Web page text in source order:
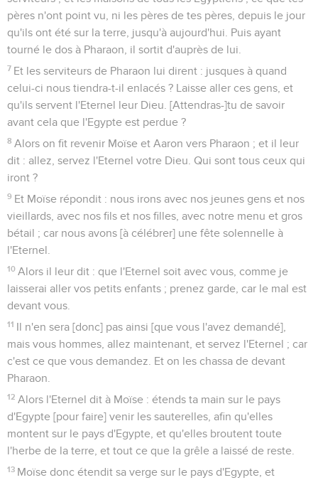
pères n'ont point vu, ni les pères de tes pères, depuis le jour
qu'ils ont été sur la terre, jusqu'à aujourd'hui. Puis ayant
tourné le dos à Pharaon, il sortit d'auprès de lui.
7 Et les serviteurs de Pharaon lui dirent : jusques à quand
celui-ci nous tiendra-t-il enlacés ? Laisse aller ces gens, et
qu'ils servent l'Eternel leur Dieu. [Attendras-]tu de savoir
avant cela que l'Egypte est perdue ?
8 Alors on fit revenir Moïse et Aaron vers Pharaon ; et il leur
dit : allez, servez l'Eternel votre Dieu. Qui sont tous ceux qui
iront ?
9 Et Moïse répondit : nous irons avec nos jeunes gens et nos
vieillards, avec nos fils et nos filles, avec notre menu et gros
bétail ; car nous avons [à célébrer] une fête solennelle à
l'Eternel.
10 Alors il leur dit : que l'Eternel soit avec vous, comme je
laisserai aller vos petits enfants ; prenez garde, car le mal est
devant vous.
11 Il n'en sera [donc] pas ainsi [que vous l'avez demandé],
mais vous hommes, allez maintenant, et servez l'Eternel ; car
c'est ce que vous demandez. Et on les chassa de devant
Pharaon.
12 Alors l'Eternel dit à Moïse : étends ta main sur le pays
d'Egypte [pour faire] venir les sauterelles, afin qu'elles
montent sur le pays d'Egypte, et qu'elles broutent toute
l'herbe de la terre, et tout ce que la grêle a laissé de reste.
13 Moïse donc étendit sa verge sur le pays d'Egypte, et